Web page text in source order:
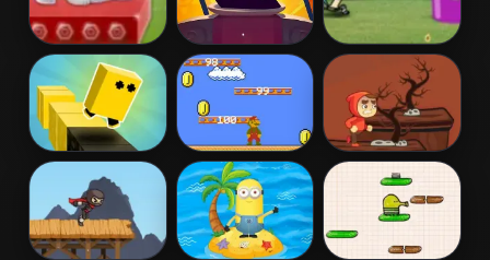
Extreme Kitten King Of Thieves Gumball Dumb
Race
Roam Maze Mario Jump Magic Run